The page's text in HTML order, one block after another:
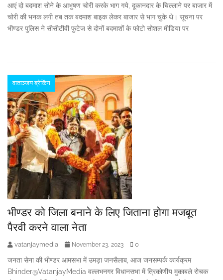
आएं दो बदमाश सोने के आभुषण चोरी करके भाग गये, दूकानदार के चिल्लाने पर बाजार में
चोरी की भनक लगी तब तक बदमाश बाइक लेकर बाजार से भाग चुके थे। सूचना पर
भीण्डर पुलिस ने सीसीटीवी फुटेज से दोनों बदमाशों के फोटो सोशल मीडिया पर
वाताञ्जय ब्रेकिंग
भीण्डर को जिला बनाने के लिए जिताना होगा मजबूत
पैरवी करने वाला नेता
vatanjaymedia November 23, 2023 0
जनता सेना की भीण्डर आमसभा में उमड़ा जनसैलाब, आज जनसम्पर्क कार्यक्रम
Bhinder@VatanjayMedia वल्लभनगर विधानसभा में त्रिकोणीय मुकाबले रोचक